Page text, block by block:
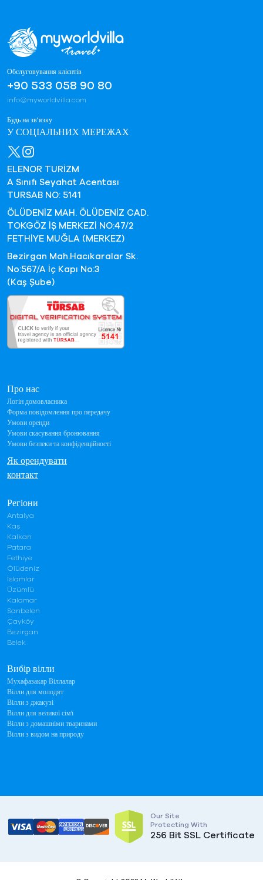
Вибір вілли
Мухафазакар Віллалар
Вілли для молодят
Вілли з джакузі
Вілли для великої сім'ї
Вілли з домашніми тваринами
Вілли з видом на природу
Регіони
Antalya
Kaş
Kalkan
Patara
Fethiye
Ölüdeniz
İslamlar
Üzümlü
Kalamar
Sarıbelen
Çayköy
Bezirgan
Belek
Про нас
Логін домовласника
Форма повідомлення про передачу
Умови оренди
Умови скасування бронювання
Умови безпеки та конфіденційності
Як орендувати
контакт
Обслуговування клієнтів
+90 533 058 90 80
info@myworldvilla.com
Будь на зв'язку
У СОЦІАЛЬНИХ МЕРЕЖАХ
ELENOR TURİZM
A Sınıfı Seyahat Acentası
TURSAB NO: 5141
ÖLÜDENİZ MAH. ÖLÜDENİZ CAD.
TOKGÖZ İŞ MERKEZİ NO:47/2
FETHİYE MUĞLA (MERKEZ)
Bezirgan Mah.Hacıkaralar Sk.
No:567/A İç Kapı No:3
(Kaş Şube)
Our Site
Protecting With
256 Bit SSL Certificate